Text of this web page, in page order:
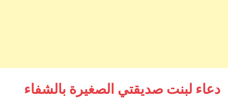
دعاء لبنت صديقتي الصغيرة بالشفاء